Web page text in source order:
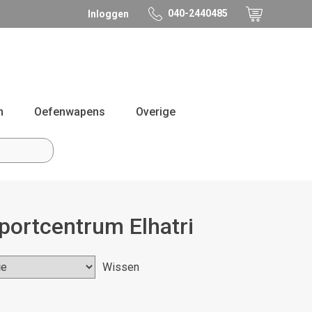
Inloggen 040-2440485
Oefenwapens Overige
Elhatri
Wissen